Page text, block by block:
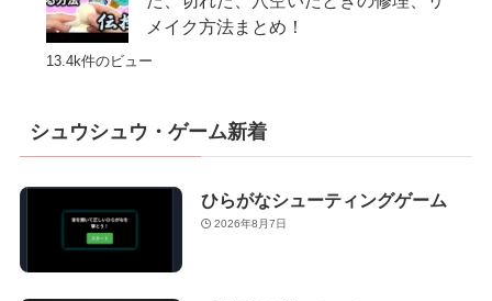
メイク方法まとめ！
13.4k件のビュー
シュウシュウ・ゲーム新着
ひらがなシューティングゲーム
2026年8月7日